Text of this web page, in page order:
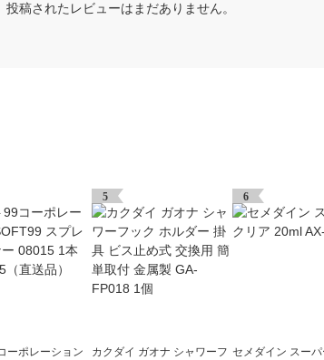
投稿されたレビューはまだありません。
ーポレーション
5
カクダイ ガオナ シャワーフ
6
セメダイン スーパ